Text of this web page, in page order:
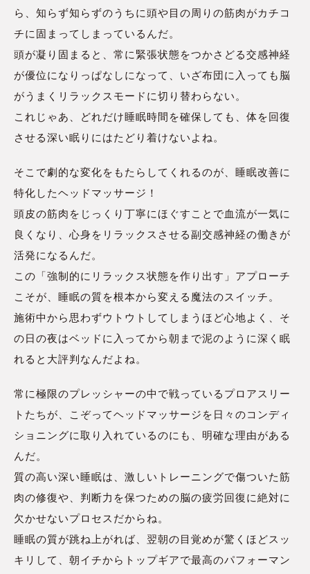
ら、知らず知らずのうちに頭や目の周りの筋肉がカチコ
チに固まってしまっているんだ。
頭が凝り固まると、常に緊張状態をつかさどる交感神経
が優位になりっぱなしになって、いざ布団に入っても脳
がうまくリラックスモードに切り替わらない。
これじゃあ、どれだけ睡眠時間を確保しても、体を回復
させる深い眠りにはたどり着けないよね。
そこで劇的な変化をもたらしてくれるのが、睡眠改善に
特化したヘッドマッサージ！
頭皮の筋肉をじっくり丁寧にほぐすことで血流が一気に
良くなり、心身をリラックスさせる副交感神経の働きが
活発になるんだ。
この「強制的にリラックス状態を作り出す」アプローチ
こそが、睡眠の質を根本から変える魔法のスイッチ。
施術中から思わずウトウトしてしまうほど心地よく、そ
の日の夜はベッドに入ってから朝まで泥のように深く眠
れると大評判なんだよね。
常に極限のプレッシャーの中で戦っているプロアスリー
トたちが、こぞってヘッドマッサージを日々のコンディ
ショニングに取り入れているのにも、明確な理由がある
んだ。
質の高い深い睡眠は、激しいトレーニングで傷ついた筋
肉の修復や、判断力を保つための脳の疲労回復に絶対に
欠かせないプロセスだからね。
睡眠の質が跳ね上がれば、翌朝の目覚めが驚くほどスッ
キリして、朝イチからトップギアで最高のパフォーマン